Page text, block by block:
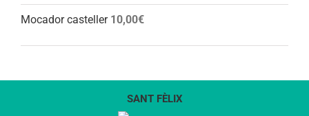
Mocador casteller 10,00€
SANT FÈLIX